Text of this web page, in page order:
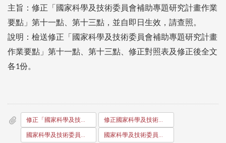
主旨：修正「國家科學及技術委員會補助專題研究計畫作業
要點」第十一點、第十三點，並自即日生效，請查照。
說明：檢送修正「國家科學及技術委員會補助專題研究計畫
作業要點」第十一點、第十三點、修正對照表及修正後全文
各1份。
修正「國家科學及技術委員會補助專題研究計畫作業要點」第十一點、第十三點，並自即日生效，請查照。 修正國家科學及技術委員會補助專題研究計畫作業要點第十一點、第十三點
國家科學及技術委員會補助專題研究計畫作業要點第十一點、第十三點修正對照表 國家科學及技術委員會補助專題研究計畫作業要點